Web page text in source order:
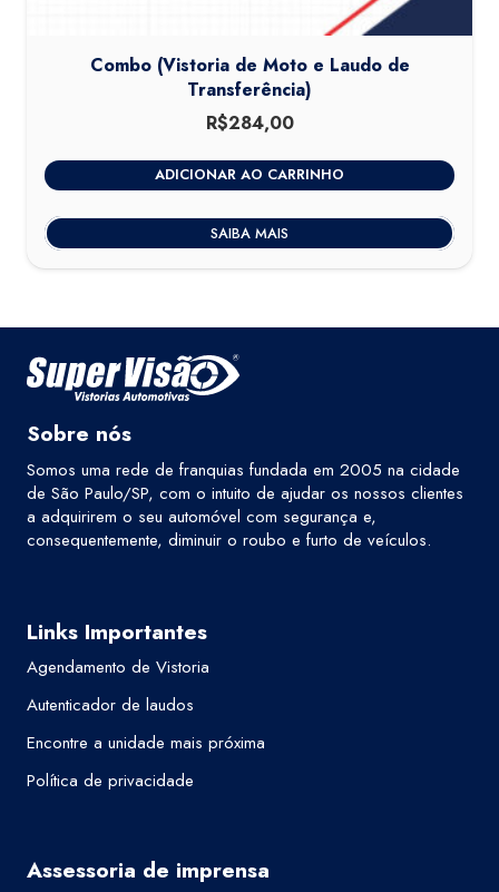
Combo (Vistoria de Moto e Laudo de
Transferência)
R$284,00
ADICIONAR AO CARRINHO
SAIBA MAIS
Sobre nós
Somos uma rede de franquias fundada em 2005 na cidade
de São Paulo/SP, com o intuito de ajudar os nossos clientes
a adquirirem o seu automóvel com segurança e,
consequentemente, diminuir o roubo e furto de veículos.
Links Importantes
Agendamento de Vistoria
Autenticador de laudos
Encontre a unidade mais próxima
Política de privacidade
Assessoria de imprensa